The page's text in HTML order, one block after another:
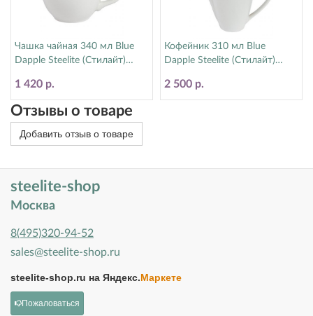
Чашка чайная 340 мл Blue
Dapple Steelite (Стилайт)
1 420 р.
Кофейник 310 мл Blue
Dapple Steelite (Стилайт)
2 500 р.
Отзывы о товаре
Добавить отзыв о товаре
steelite-shop
Москва
8(495)320-94-52
sales@steelite-shop.ru
steelite-shop.ru на Яндекс.Маркете
Пожаловаться